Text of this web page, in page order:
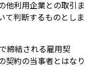
他利用企業との取引ま
て判断するものとしま
締結される雇用契
契約の当事者とはなり